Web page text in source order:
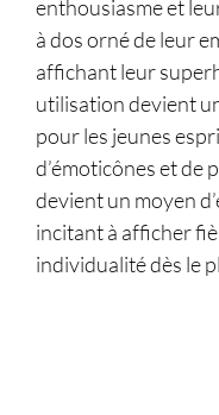
enthousiasme et
à dos orné de leur
affichant leur
utilisation devient
pour les jeunes
d’émoticônes et de
devient un moyen
incitant à afficher
individualité dès le